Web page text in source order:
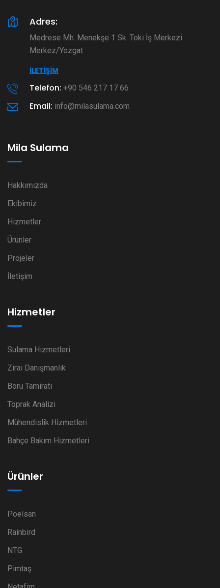
Adres:
Medrese Mh. Menekşe 1 Sk. Toki İş Merkezi
Merkez/Yozgat
İLETIŞIM
Telefon: +90 546 217 17 66
Email: info@milasulama.com
Mila Sulama
Hakkımızda
Ekibimiz
Hizmetler
Ürünler
Projeler
İletişim
Hizmetler
Sulama Hizmetleri
Zirai Danışmanlık
Boru Tamiratı
Toprak Analizi
Mühendislik Hizmetleri
Bahçe Bakım Hizmetleri
Ürünler
Poelsan
Rainbird
NTG
Pimtaş